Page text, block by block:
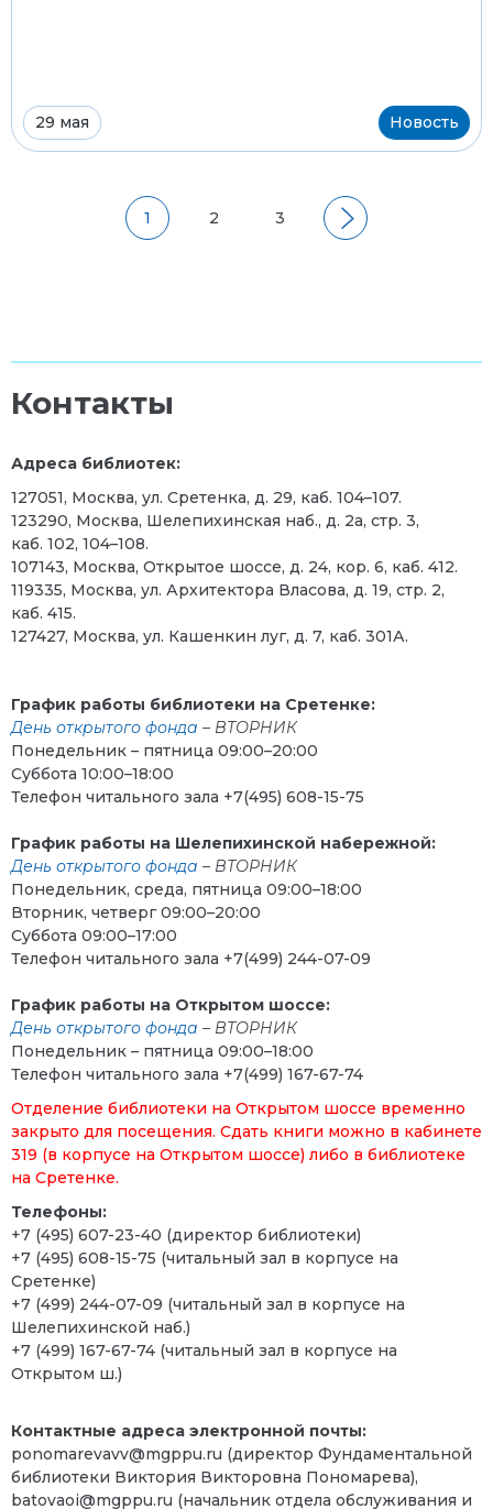
29 мая Новость
1 2 3
Контакты
Адреса библиотек:
127051, Москва, ул. Сретенка, д. 29, каб. 104–107.
123290, Москва, Шелепихинская наб., д. 2а, стр. 3,
каб. 102, 104–108.
107143, Москва, Открытое шоссе, д. 24, кор. 6, каб. 412.
119335, Москва, ул. Архитектора Власова, д. 19, стр. 2,
каб. 415.
127427, Москва, ул. Кашенкин луг, д. 7, каб. 301А.
График работы библиотеки на Сретенке:
День открытого фонда – ВТОРНИК
Понедельник – пятница 09:00–20:00
Суббота 10:00–18:00
Телефон читального зала +7(495) 608-15-75
График работы на Шелепихинской набережной:
День открытого фонда – ВТОРНИК
Понедельник, среда, пятница 09:00–18:00
Вторник, четверг 09:00–20:00
Суббота 09:00–17:00
Телефон читального зала +7(499) 244-07-09
График работы на Открытом шоссе:
День открытого фонда – ВТОРНИК
Понедельник – пятница 09:00–18:00
Телефон читального зала +7(499) 167-67-74
Отделение библиотеки на Открытом шоссе временно
закрыто для посещения. Сдать книги можно в кабинете
319 (в корпусе на Открытом шоссе) либо в библиотеке
на Сретенке.
Телефоны:
+7 (495) 607-23-40 (директор библиотеки)
+7 (495) 608-15-75 (читальный зал в корпусе на
Сретенке)
+7 (499) 244-07-09 (читальный зал в корпусе на
Шелепихинской наб.)
+7 (499) 167-67-74 (читальный зал в корпусе на
Открытом ш.)
Контактные адреса электронной почты:
ponomarevavv@mgppu.ru (директор Фундаментальной
библиотеки Виктория Викторовна Пономарева),
batovaoi@mgppu.ru (начальник отдела обслуживания и